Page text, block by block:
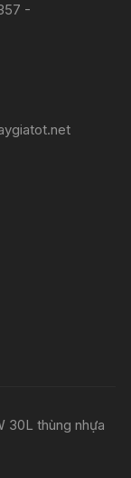
-
30L thùng nhựa